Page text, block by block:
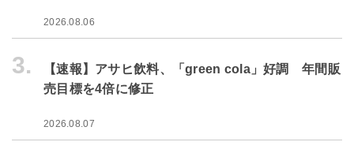
2026.08.06
3.
【速報】アサヒ飲料、「green cola」好調 年間販
売目標を4倍に修正
2026.08.07